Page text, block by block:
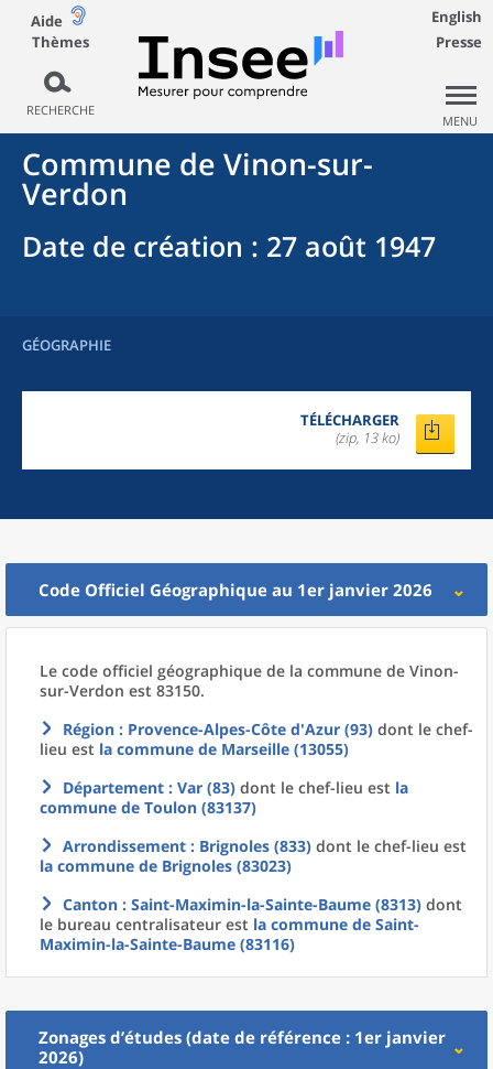
Aide
Thèmes
RECHERCHE
English
Presse
MENU
Commune de Vinon-sur-
Verdon
Date de création : 27 août 1947
GÉOGRAPHIE
TÉLÉCHARGER
(zip, 13 ko)
Code Officiel Géographique au 1er janvier 2026
Le code officiel géographique de la commune de Vinon-
sur-Verdon est 83150.
Région : Provence-Alpes-Côte d'Azur (93) dont le chef-
lieu est la commune de Marseille (13055)
Département : Var (83) dont le chef-lieu est la
commune de Toulon (83137)
Arrondissement : Brignoles (833) dont le chef-lieu est
la commune de Brignoles (83023)
Canton : Saint-Maximin-la-Sainte-Baume (8313) dont
le bureau centralisateur est la commune de Saint-
Maximin-la-Sainte-Baume (83116)
Zonages d’études (date de référence : 1er janvier
2026)